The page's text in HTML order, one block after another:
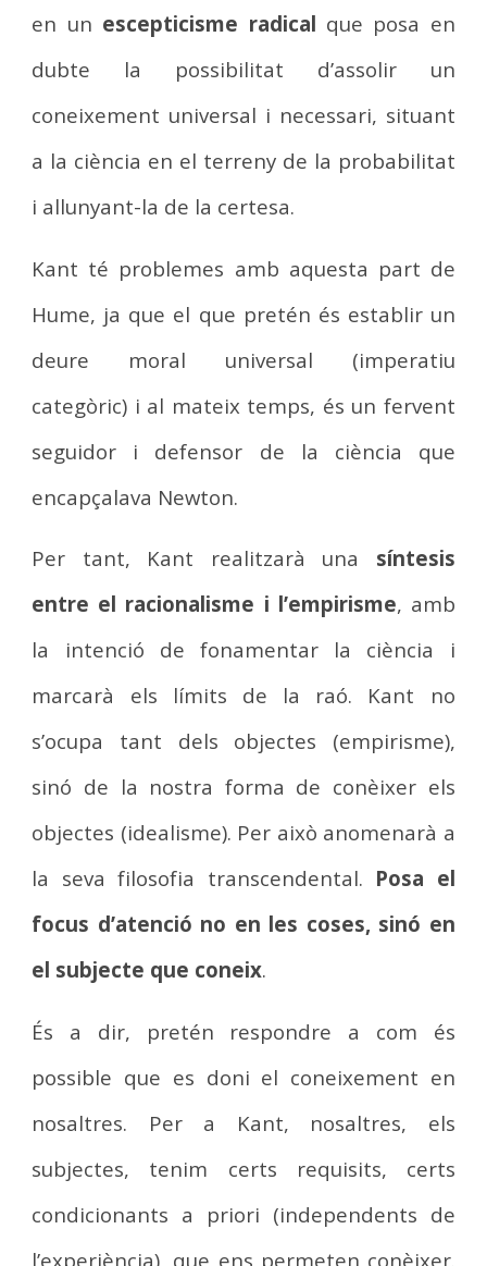
en un escepticisme radical que posa en
dubte la possibilitat d’assolir un
coneixement universal i necessari, situant
a la ciència en el terreny de la probabilitat
i allunyant-la de la certesa.
Kant té problemes amb aquesta part de
Hume, ja que el que pretén és establir un
deure moral universal (imperatiu
categòric) i al mateix temps, és un fervent
seguidor i defensor de la ciència que
encapçalava Newton.
Per tant, Kant realitzarà una síntesis
entre el racionalisme i l’empirisme, amb
la intenció de fonamentar la ciència i
marcarà els límits de la raó. Kant no
s’ocupa tant dels objectes (empirisme),
sinó de la nostra forma de conèixer els
objectes (idealisme). Per això anomenarà a
la seva filosofia transcendental. Posa el
focus d’atenció no en les coses, sinó en
el subjecte que coneix.
És a dir, pretén respondre a com és
possible que es doni el coneixement en
nosaltres. Per a Kant, nosaltres, els
subjectes, tenim certs requisits, certs
condicionants a priori (independents de
l’experiència), que ens permeten conèixer.